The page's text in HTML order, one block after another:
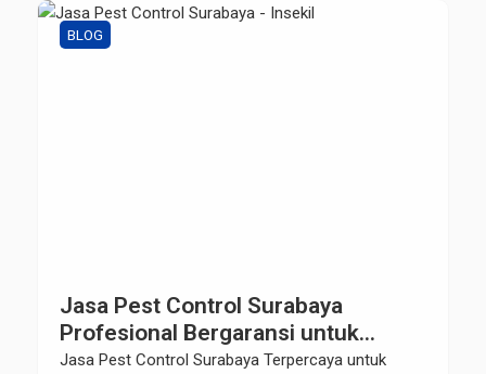
BLOG
Jasa Pest Control Surabaya
Profesional Bergaransi untuk
Rumah, Kantor, Gudang & Industri
Jasa Pest Control Surabaya Terpercaya untuk